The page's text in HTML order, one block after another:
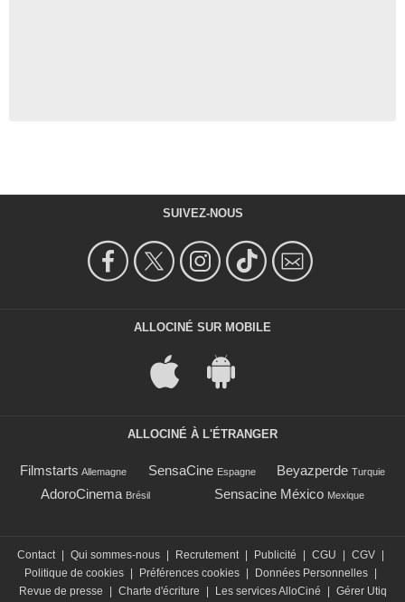
SUIVEZ-NOUS
ALLOCINÉ SUR MOBILE
ALLOCINÉ À L'ÉTRANGER
Filmstarts Allemagne SensaCine Espagne Beyazperde Turquie
AdoroCinema Brésil Sensacine México Mexique
Contact Qui sommes-nous Recrutement Publicité CGU CGV
Politique de cookies
Préférences cookies Données Personnelles
Revue de presse
Charte d'écriture Les services AlloCiné Gérer Utiq